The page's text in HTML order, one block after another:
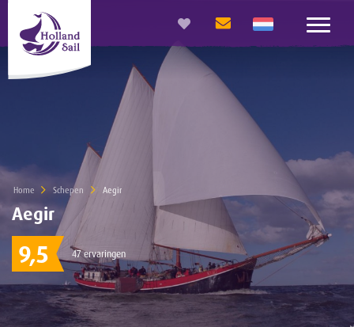
Home Schepen Current:
Aegir
Aegir
9,5 47 ervaringen